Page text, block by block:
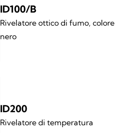
ID100/B
Rivelatore ottico di fumo, colore
nero
ID200
Rivelatore di temperatura